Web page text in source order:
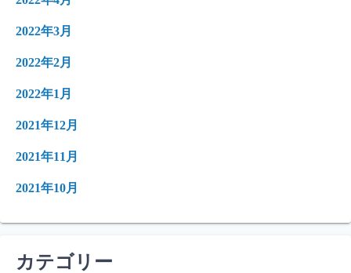
2022年3月
2022年2月
2022年1月
2021年12月
2021年11月
2021年10月
カテゴリー